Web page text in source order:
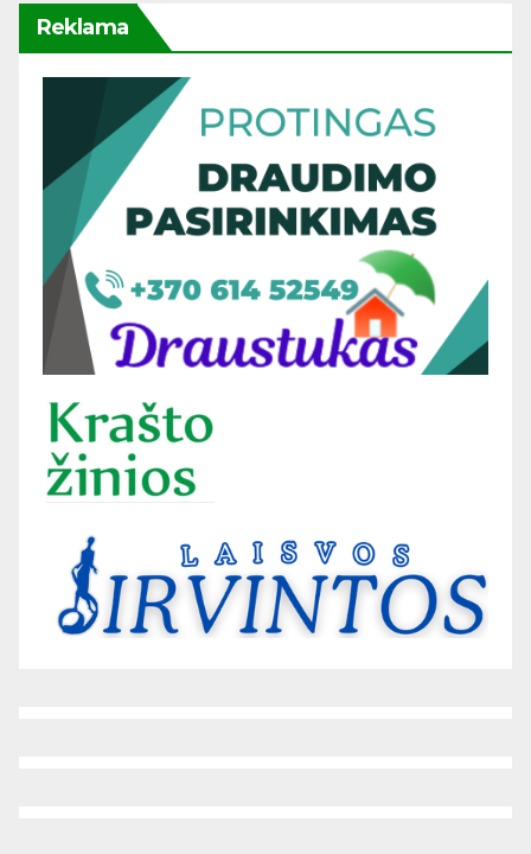
Reklama